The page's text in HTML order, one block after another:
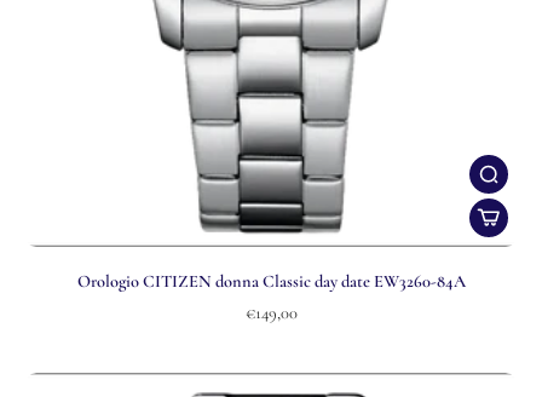
Orologio CITIZEN donna Classic day date EW3260-84A
€149,00